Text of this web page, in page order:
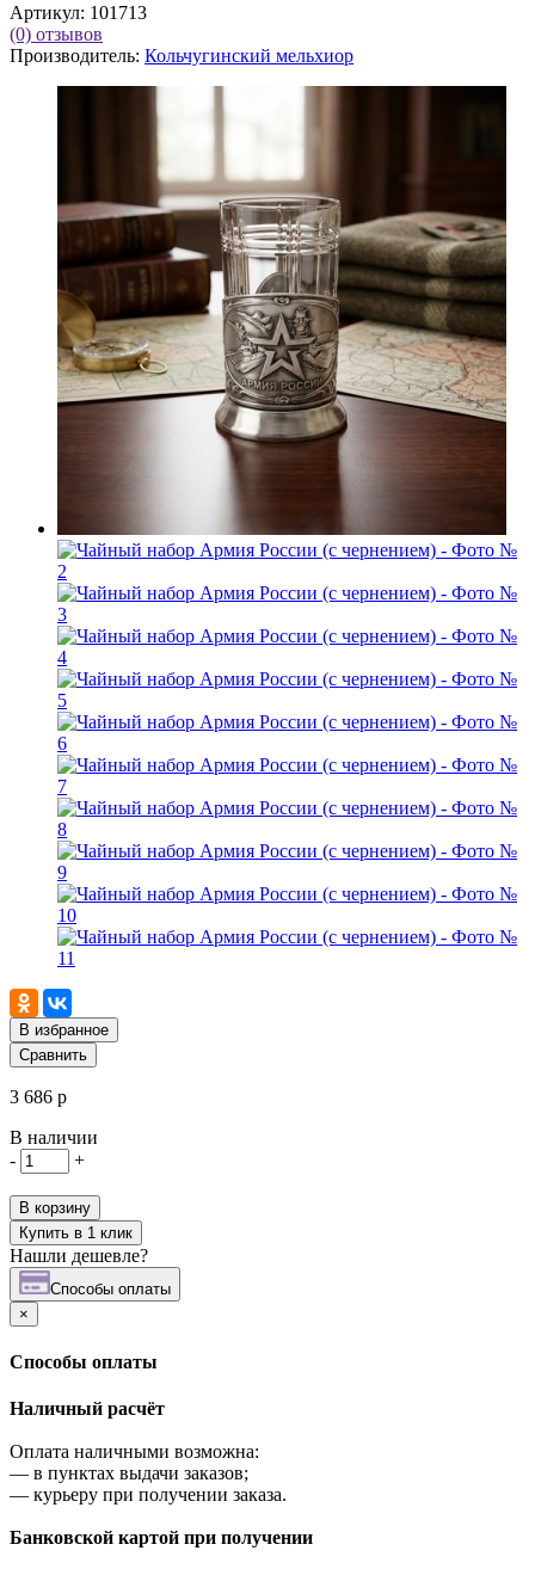
Артикул: 101713
(0) отзывов
Производитель: Кольчугинский мельхиор
В избранное
Сравнить
3 686 р
В наличии
-
+
В корзину
Купить в 1 клик
Нашли дешевле?
Cпособы оплаты
×
Cпособы оплаты
Наличный расчёт
Оплата наличными возможна:
— в пунктах выдачи заказов;
— курьеру при получении заказа.
Банковской картой при получении